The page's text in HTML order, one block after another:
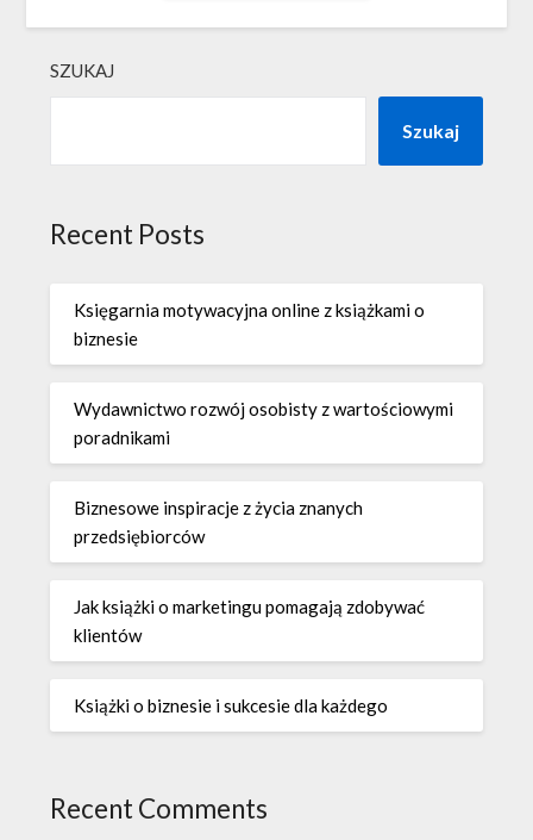
SZUKAJ
Szukaj
Recent Posts
Księgarnia motywacyjna online z książkami o
biznesie
Wydawnictwo rozwój osobisty z wartościowymi
poradnikami
Biznesowe inspiracje z życia znanych
przedsiębiorców
Jak książki o marketingu pomagają zdobywać
klientów
Książki o biznesie i sukcesie dla każdego
Recent Comments